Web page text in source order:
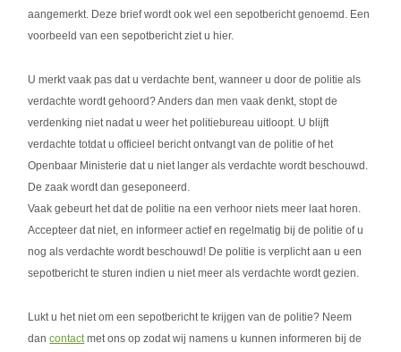
aangemerkt. Deze brief wordt ook wel een sepotbericht genoemd. Een
voorbeeld van een sepotbericht ziet u hier.
U merkt vaak pas dat u verdachte bent, wanneer u door de politie als
verdachte wordt gehoord? Anders dan men vaak denkt, stopt de
verdenking niet nadat u weer het politiebureau uitloopt. U blijft
verdachte totdat u officieel bericht ontvangt van de politie of het
Openbaar Ministerie dat u niet langer als verdachte wordt beschouwd.
De zaak wordt dan geseponeerd.
Vaak gebeurt het dat de politie na een verhoor niets meer laat horen.
Accepteer dat niet, en informeer actief en regelmatig bij de politie of u
nog als verdachte wordt beschouwd! De politie is verplicht aan u een
sepotbericht te sturen indien u niet meer als verdachte wordt gezien.
Lukt u het niet om een sepotbericht te krijgen van de politie? Neem
dancontactmet ons op zodat wij namens u kunnen informeren bij de